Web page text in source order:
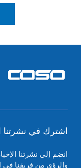
اشترك في نشرتنا
انضم إلى نشرتنا
والرؤى من فريقنا في